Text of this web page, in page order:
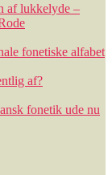
af lukkelyde –
fonetiske alfabet
af?
fonetik ude nu